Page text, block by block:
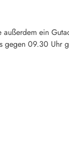
ein
gegen 09.30 Uhr